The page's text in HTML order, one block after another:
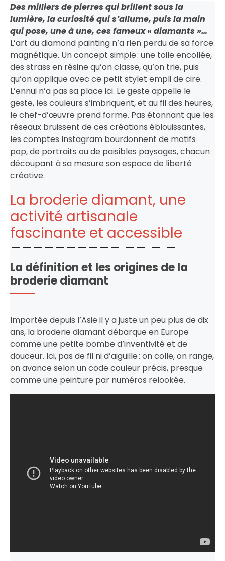
Des milliers de pierres qui brillent sous la
lumière, la curiosité qui s’allume, puis la main
qui pose, une à une, ces fameux « diamants »…
L’art du diamond painting n’a rien perdu de sa force
magnétique. Un concept simple : une toile encollée,
des strass en résine qu’on classe, qu’on trie, puis
qu’on applique avec ce petit stylet empli de cire.
L’ennui n’a pas sa place ici. Le geste appelle le
geste, les couleurs s’imbriquent, et au fil des heures,
le chef-d’œuvre prend forme. Pas étonnant que les
réseaux bruissent de ces créations éblouissantes,
les comptes Instagram bourdonnent de motifs
pop, de portraits ou de paisibles paysages, chacun
découpant à sa mesure son espace de liberté
créative.
La broderie diamant, une
activité artisanale
fascinante et accessible
La définition et les origines de la
broderie diamant
Importée depuis l’Asie il y a juste un peu plus de dix
ans, la broderie diamant débarque en Europe
comme une petite bombe d’inventivité et de
douceur. Ici, pas de fil ni d’aiguille : on colle, on range,
on avance selon un code couleur précis, presque
comme une peinture par numéros relookée.